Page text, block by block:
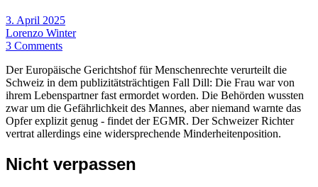
3. April 2025
Lorenzo Winter
3 Comments
Der Europäische Gerichtshof für Menschenrechte verurteilt die
Schweiz in dem publizitätsträchtigen Fall Dill: Die Frau war von
ihrem Lebenspartner fast ermordet worden. Die Behörden wussten
zwar um die Gefährlichkeit des Mannes, aber niemand warnte das
Opfer explizit genug - findet der EGMR. Der Schweizer Richter
vertrat allerdings eine widersprechende Minderheitenposition.
Nicht verpassen